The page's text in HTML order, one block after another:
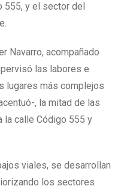
y el sector del
Navarro, acompañado
las labores e
lugares más complejos
, la mitad de las
la calle Código 555 y
viales, se desarrollan
los sectores